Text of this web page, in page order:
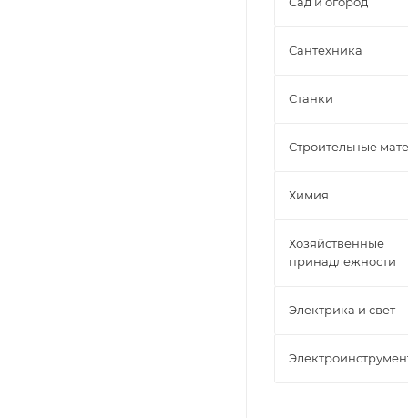
Сантехника
Станки
Строительные
Химия
Хозяйственные
принадлежности
Электрика и свет